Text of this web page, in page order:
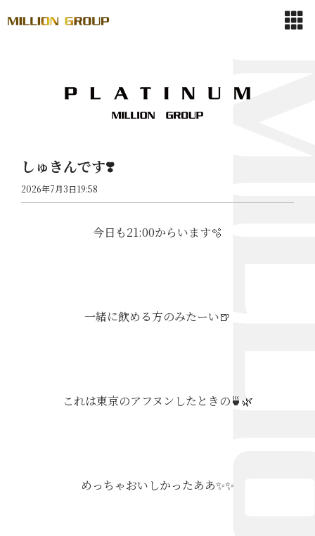
しゅきんです❣️
2026年7月3日19:58
今日も21:00からいます🫧
一緒に飲める方のみたーい🍺
これは東京のアフヌンしたときの🍵🌿‬
めっちゃおいしかったああ✨✨